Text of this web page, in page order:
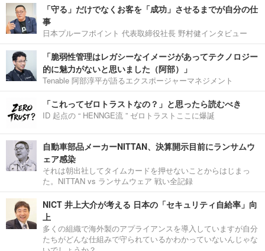
「守る」だけでなくお客を「成功」させるまでが自分の仕
事
日本プルーフポイント 代表取締役社長 野村健インタビュー
「脆弱性管理はレガシーなイメージがあってテクノロジー
的に魅力がないと思いました（阿部）」
Tenable 阿部淳平が語るエクスポージャーマネジメント
「これってゼロトラストなの？」と思ったら読むべき
ID 起点の “ HENNGE流 ” ゼロトラストここに爆誕
自動車部品メーカーNITTAN、決算開示目前にランサムウ
ェア感染
それは朝出社してタイムカードを押せないことからはじまっ
た。NITTAN vs ランサムウェア 戦い全記録
NICT 井上大介が考える 日本の「セキュリティ自給率」向
上
多くの組織で海外製のアプライアンスを導入していますが自分
たちがどんな仕組みで守られているかわかっていないんじゃな